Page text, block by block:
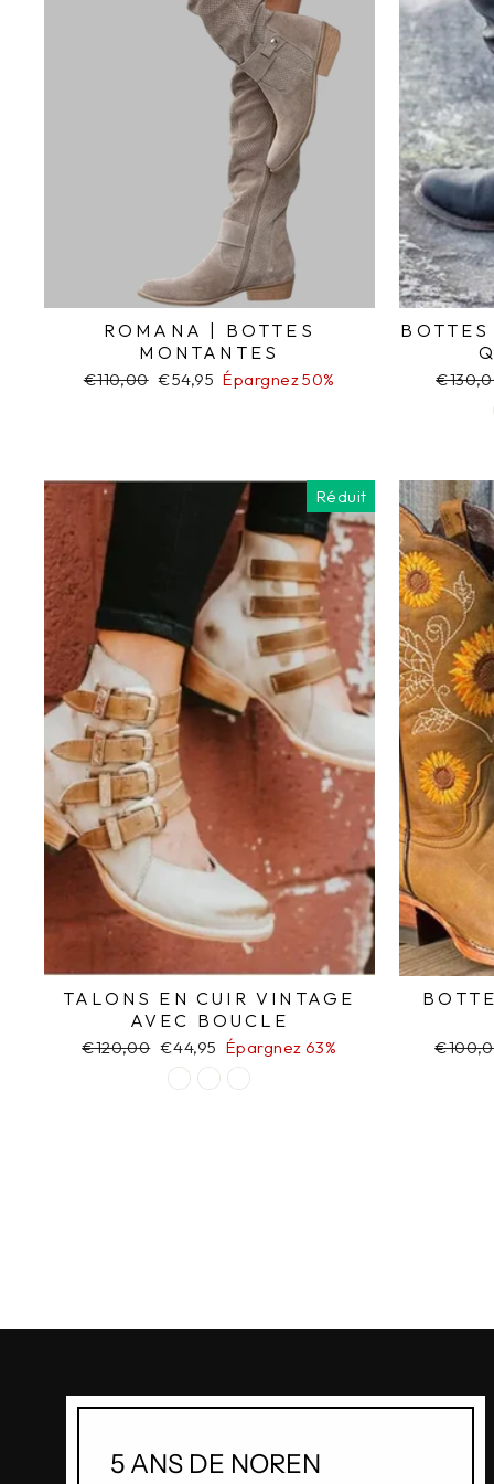
ROMANA | BOTTES
MONTANTES
Prix
€110,00 Prix
€54,95 Épargnez 50%
Prix
Réduit
TALONS EN CUIR VINTAGE
AVEC BOUCLE
Prix
€120,00 Prix
réduit
€44,95 Épargnez 63%
Prix
5 ANS DE NOREN